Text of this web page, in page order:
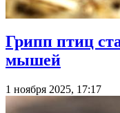
Грипп птиц
мышей
1 ноября 2025, 17:17